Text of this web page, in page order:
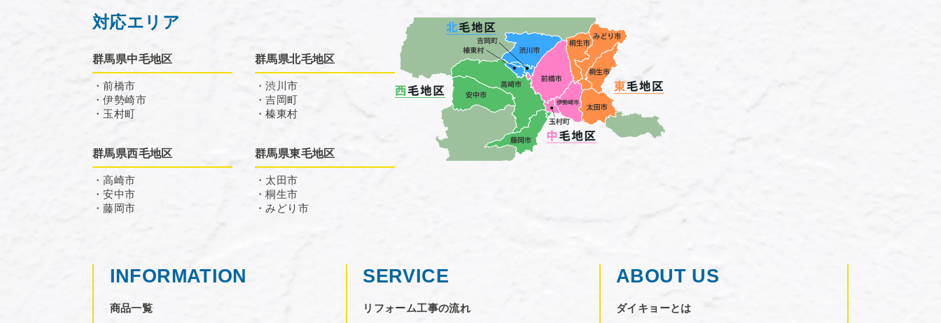
対応エリア
群馬県中毛地区
・前橋市
・伊勢崎市
・玉村町
群馬県北毛地区
・渋川市
・吉岡町
・榛東村
群馬県西毛地区
・高崎市
・安中市
・藤岡市
群馬県東毛地区
・太田市
・桐生市
・みどり市
INFORMATION
商品一覧
SERVICE
リフォーム工事の流れ
ABOUT US
ダイキョーとは